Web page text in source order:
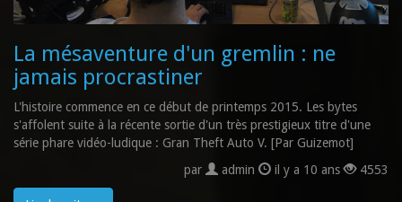
La mésaventure d'un gremlin : ne
jamais procrastiner
L'histoire commence en ce début de printemps 2015. Les bytes
s'affolent suite à la récente sortie d'un très prestigieux titre d'une
série phare vidéo-ludique : Gran Theft Auto V. [Par Guizemot]
par
admin il y a 10 ans 4553